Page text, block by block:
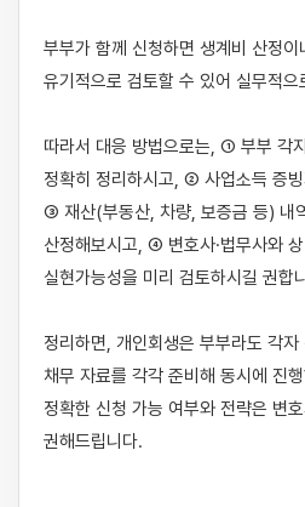
부부가 함께 신청하면 생계비 산정이
유기적으로 검토할 수 있어 실무적
따라서 대응 방법으로는, ① 부부 각
정확히 정리하시고, ② 사업소득 증
③ 재산(부동산, 차량, 보증금 등) 내
산정해보시고, ④ 변호사·법무사와
실현가능성을 미리 검토하시길 권합
정리하면, 개인회생은 부부라도 각자
채무 자료를 각각 준비해 동시에 진
정확한 신청 가능 여부와 전략은 변
권해드립니다.